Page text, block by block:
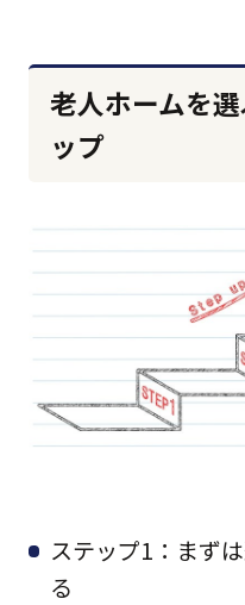
老人ホームを
ップ
ステップ1：まず
る